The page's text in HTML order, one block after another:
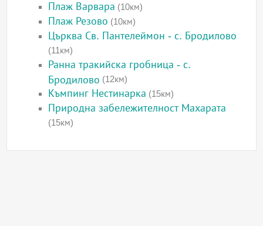
Плаж Варвара (10км)
Плаж Резово (10км)
Църква Св. Пантелеймон - с. Бродилово
(11км)
Ранна тракийска гробница - с.
Бродилово (12км)
Къмпинг Нестинарка (15км)
Природна забележителност Махарата
(15км)